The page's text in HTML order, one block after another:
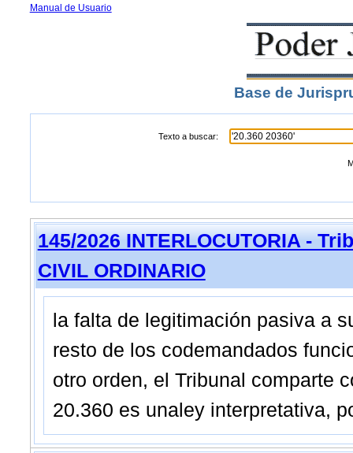
Manual de Usuario
Base de
Texto a buscar:
145/2026 INTERLOCUTORIA -
CIVIL ORDINARIO
la falta de legitimación pasiva a
resto de los codemandados
otro orden, el Tribunal comparte
20.360 es unaley interpretativa,